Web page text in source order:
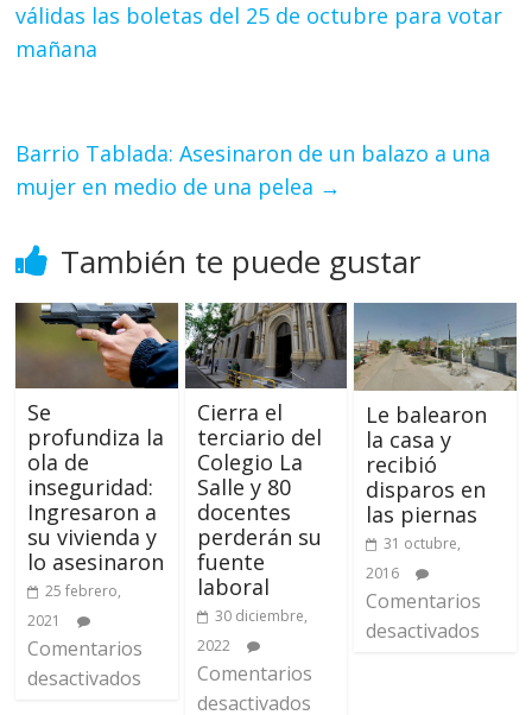
válidas las boletas del 25 de octubre para votar
mañana
Barrio Tablada: Asesinaron de un balazo a una
mujer en medio de una pelea →
También te puede gustar
Se
profundiza la
ola de
inseguridad:
Ingresaron a
su vivienda y
lo asesinaron
25 febrero,
2021
Comentarios
desactivados
Cierra el
terciario del
Colegio La
Salle y 80
docentes
perderán su
fuente
laboral
30 diciembre,
2022
Comentarios
desactivados
Le balearon
la casa y
recibió
disparos en
las piernas
31 octubre,
2016
Comentarios
desactivados